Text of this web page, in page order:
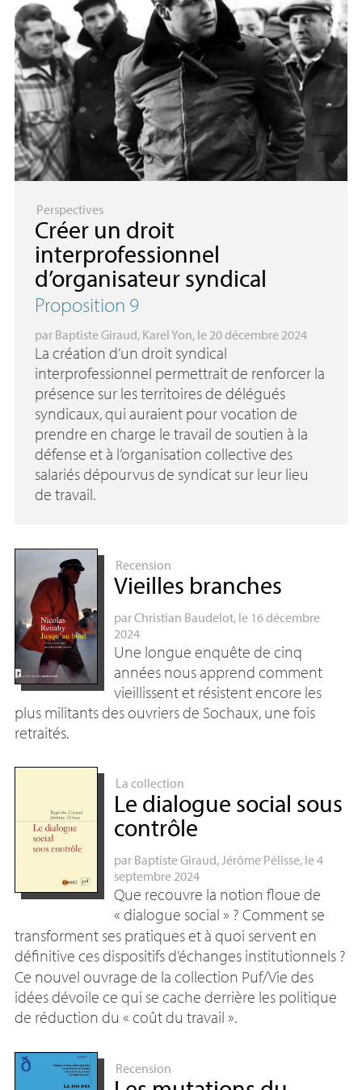
Perspectives
Créer un droit
interprofessionnel
d’organisateur syndical
Proposition 9
par Baptiste Giraud, Karel Yon, le 20 décembre 2024
La création d’un droit syndical
interprofessionnel permettrait de renforcer la
présence sur les territoires de délégués
syndicaux, qui auraient pour vocation de
prendre en charge le travail de soutien à la
défense et à l’organisation collective des
salariés dépourvus de syndicat sur leur lieu
de travail.
Recension
Vieilles branches
parChristian Baudelot, le 16 décembre
2024
Une longue enquête de cinq
années nous apprend comment
vieillissent et résistent encore les
plus militants des ouvriers de Sochaux, une fois
retraités.
La collection
Le dialogue social sous
contrôle
par Baptiste Giraud,Jérôme Pélisse, le 4
septembre 2024
Que recouvre la notion floue de
« dialogue social » ? Comment se
transforment ses pratiques et à quoi servent en
définitive ces dispositifs d’échanges institutionnels ?
Ce nouvel ouvrage de la collection Puf/Vie des
idées dévoile ce qui se cache derrière les politique
de réduction du « coût du travail ».
Recension